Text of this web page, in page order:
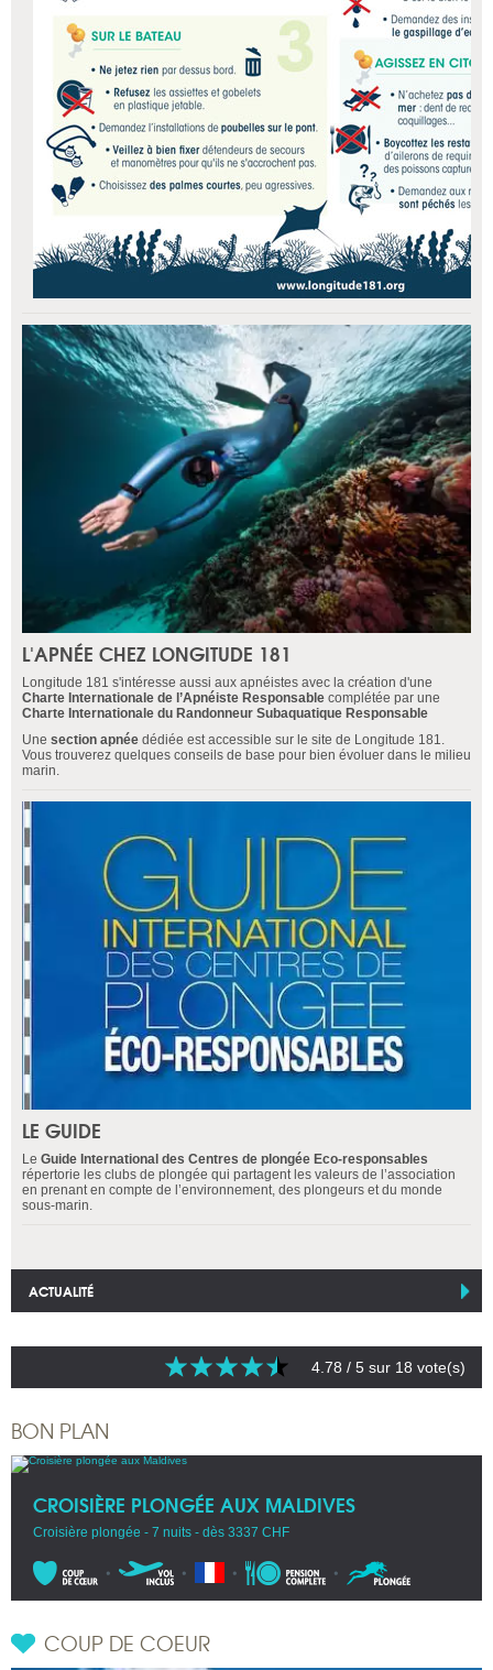
L'APNÉE CHEZ LONGITUDE 181
Longitude 181 s'intéresse aussi aux apnéistes avec la création d'une
Charte Internationale de l’Apnéiste Responsable complétée par une
Charte Internationale du Randonneur Subaquatique Responsable
Une section apnée dédiée est accessible sur le site de Longitude 181.
Vous trouverez quelques conseils de base pour bien évoluer dans le milieu
marin.
LE GUIDE
Le Guide International des Centres de plongée Eco-responsables
répertorie les clubs de plongée qui partagent les valeurs de l’association
en prenant en compte de l’environnement, des plongeurs et du monde
sous-marin.
ACTUALITÉ
4.78 / 5 sur 18 vote(s)
BON PLAN
CROISIÈRE PLONGÉE AUX MALDIVES
Croisière plongée - 7 nuits - dès 3337 CHF
COUP DE COEUR